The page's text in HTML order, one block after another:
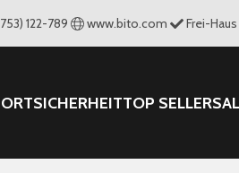
122-789 www.bito.com Frei-
SICHERHEITTOP SELLER